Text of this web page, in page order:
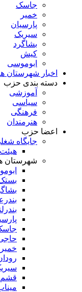
جاسک
خمیر
پارسیان
سیریک
بشاگرد
کیش
ابوموسی
اخبار شهرستان
دسته بندی حزب
آموزشی
سیاسی
فرهنگی
هنرمندان
اعضا حزب
جایگاه
شهرستان
حاجی
خمیر
قشم